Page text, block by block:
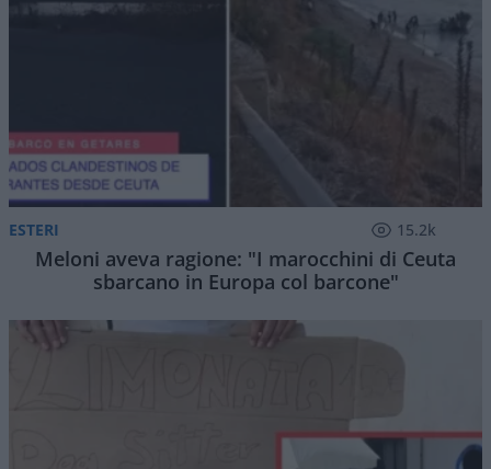
ESTERI 15.2k
Meloni aveva ragione: "I marocchini di Ceuta
sbarcano in Europa col barcone"